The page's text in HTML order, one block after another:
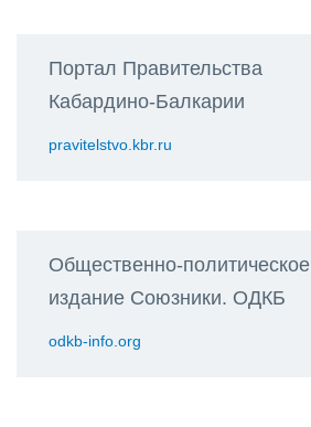
Портал Правительства
Кабардино-Балкарии
pravitelstvo.kbr.ru
Общественно-политическое
издание Союзники. ОДКБ
odkb-info.org